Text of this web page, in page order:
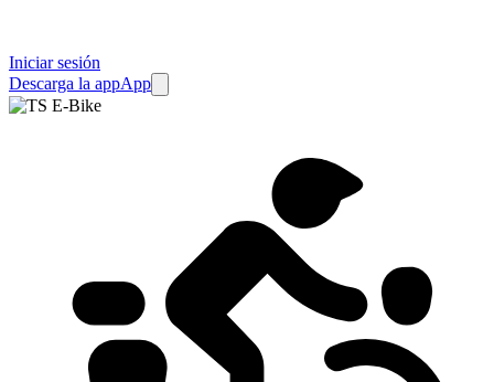
Iniciar sesión
Descarga la appApp